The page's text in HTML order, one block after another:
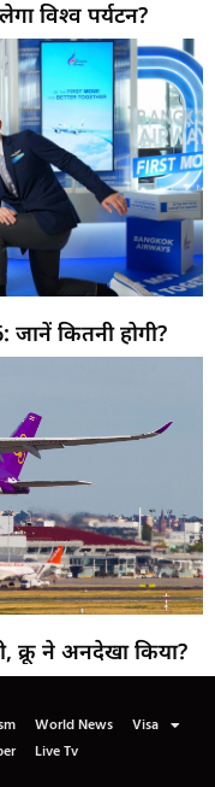
विश्व पर्यटन?
कितनी होगी?
क्रू ने अनदेखा किया?
World News
Visa
Live Tv